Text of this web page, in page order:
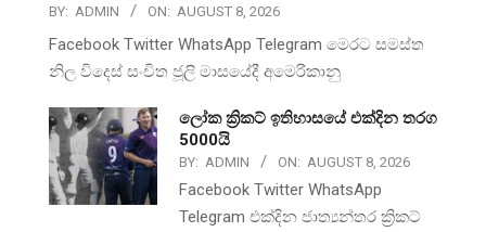
BY: ADMIN ON: AUGUST 8, 2026
Facebook Twitter WhatsApp Telegram මෙරට සමස්ත
නිල විදෙස් සංචිත ජූලි මාසයේදී අමෙරිකානු
ලෝක ක්‍රිකට් ඉතිහාසයේ එක්දින තරග
5000යි
BY: ADMIN ON: AUGUST 8, 2026
Facebook Twitter WhatsApp
Telegram එක්දින ජාත්‍යන්තර ක්‍රිකට්